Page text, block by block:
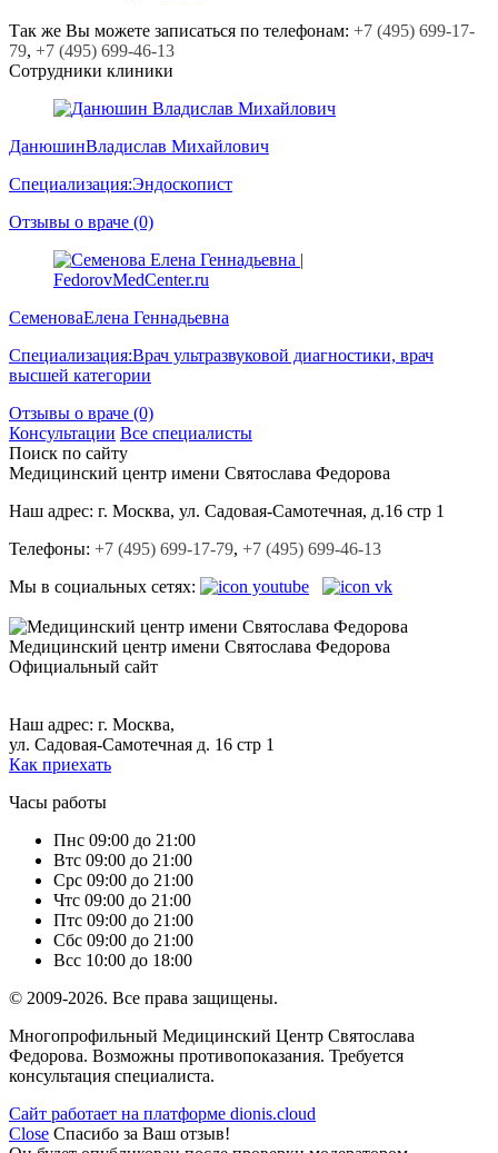
Так же Вы можете записаться по телефонам: +7 (495) 699-17-
79, +7 (495) 699-46-13
Сотрудники клиники
ДанюшинВладислав Михайлович
Специализация:Эндоскопист
Отзывы о враче (0)
СеменоваЕлена Геннадьевна
Специализация:Врач ультразвуковой диагностики, врач
высшей категории
Отзывы о враче (0)
Консультации Все специалисты
Поиск по сайту
Медицинский центр имени Святослава Федорова
Наш адрес: г. Москва, ул. Садовая-Cамотечная, д.16 стр 1
Телефоны: +7 (495) 699-17-79, +7 (495) 699-46-13
Мы в социальных сетях:
Медицинский центр имени Святослава Федорова
Официальный сайт
Наш адрес: г. Москва,
ул. Садовая-Самотечная д. 16 стр 1
Как приехать
Часы работы
Пнс 09:00 до 21:00
Втс 09:00 до 21:00
Срс 09:00 до 21:00
Чтс 09:00 до 21:00
Птс 09:00 до 21:00
Сбс 09:00 до 21:00
Всс 10:00 до 18:00
© 2009-2026. Все права защищены.
Многопрофильный Медицинский Центр Святослава
Федорова. Возможны противопоказания. Требуется
консультация специалиста.
Сайт работает на платформе dionis.cloud
Close Спасибо за Ваш отзыв!